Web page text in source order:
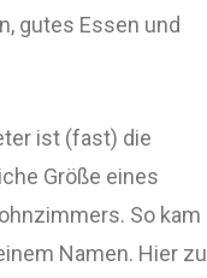
gutes Essen und
ist (fast) die
Größe eines
So kam
Namen. Hier zu